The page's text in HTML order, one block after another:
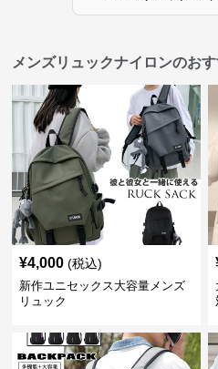
メンズリュックナイロンのお
¥4,000 (税込)
新作ユニセックス大容量メンズ
リュック